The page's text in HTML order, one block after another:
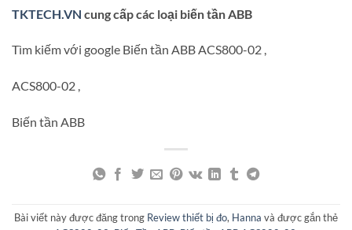
TKTECH.VN cung cấp các loại biến tần ABB
Tìm kiếm với google Biến tần ABB ACS800-02 ,
ACS800-02 ,
Biến tần ABB
Bài viết này được đăng trong Review thiết bị đo, Hanna và được gắn thẻ